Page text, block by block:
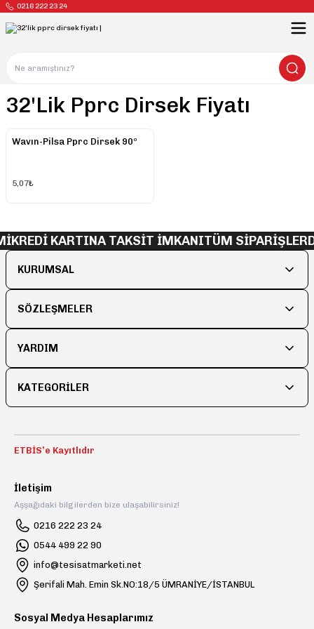
0216 222 23 24
32'lik Pprc Dirsek Fiyatı
Wavın-Pilsa Pprc Dirsek 90º
5,07₺
KREDİ KARTINA TAKSİT İMKANITÜM
KURUMSAL
SÖZLEŞMELER
YARDIM
KATEGORİLER
ETBİS’e Kayıtlıdır
İletişim
Aşşağıdaki bilgilerden bize ulaşabilirsiniz!
0216 222 23 24
0544 499 22 90
info@tesisatmarketi.net
Şerifali Mah. Emin Sk.NO:18/5 ÜMRANİYE/İSTANBUL
Sosyal Medya Hesaplarımız